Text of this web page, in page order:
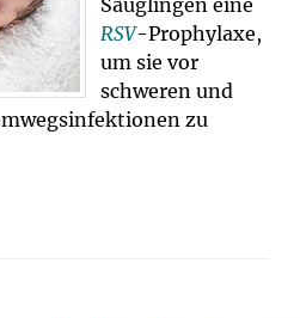
Säuglingen eine
RSV-Prophylaxe,
um sie vor
schweren und
zu